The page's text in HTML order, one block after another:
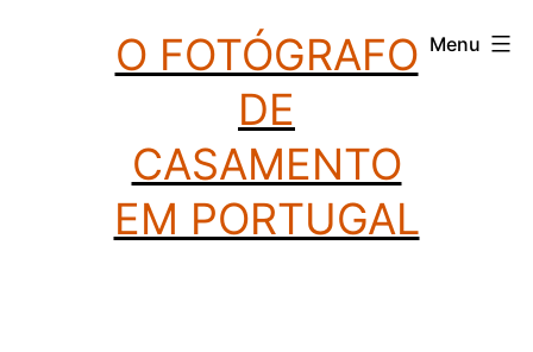
O FOTÓGRAFO
DE
CASAMENTO
EM PORTUGAL
Menu